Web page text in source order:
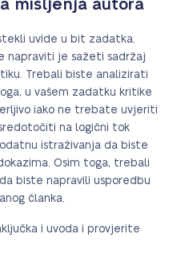
mišljenja autora
uvide u bit zadatka.
napraviti je sažeti sadržaj
Trebali biste analizirati
u vašem zadatku kritike
iako ne trebate uvjeriti
na logični tok
istraživanja da biste
Osim toga, trebali
biste napravili usporedbu
članka.
i uvoda i provjerite